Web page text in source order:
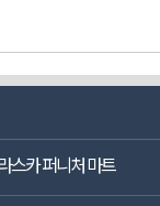
스카 퍼니처 마트